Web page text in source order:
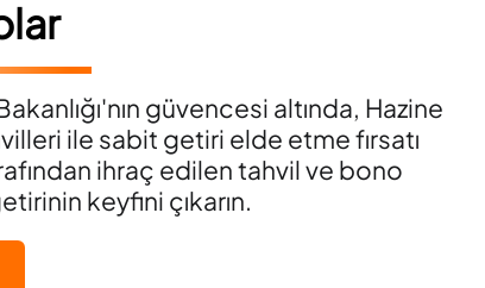
güvencesi altında, Hazine
ile sabit getiri elde etme fırsatı
ihraç edilen tahvil ve bono
keyfini çıkarın.